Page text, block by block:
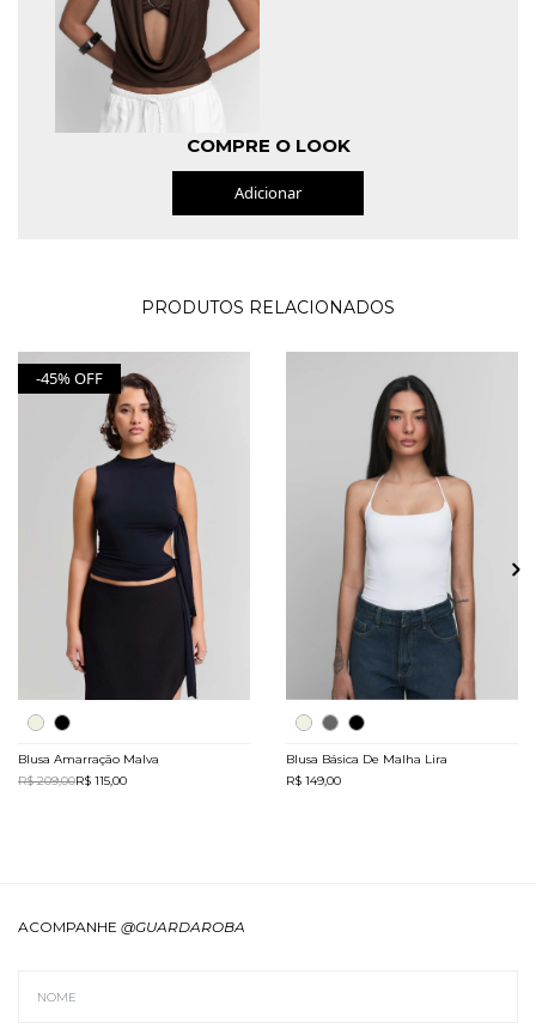
COMPRE O LOOK
Adicionar
PRODUTOS RELACIONADOS
-45% OFF
Blusa Amarração Malva
R$ 209,00R$ 115,00
Blusa Básica De Malha Lira
R$ 149,00
ACOMPANHE @GUARDAROBA